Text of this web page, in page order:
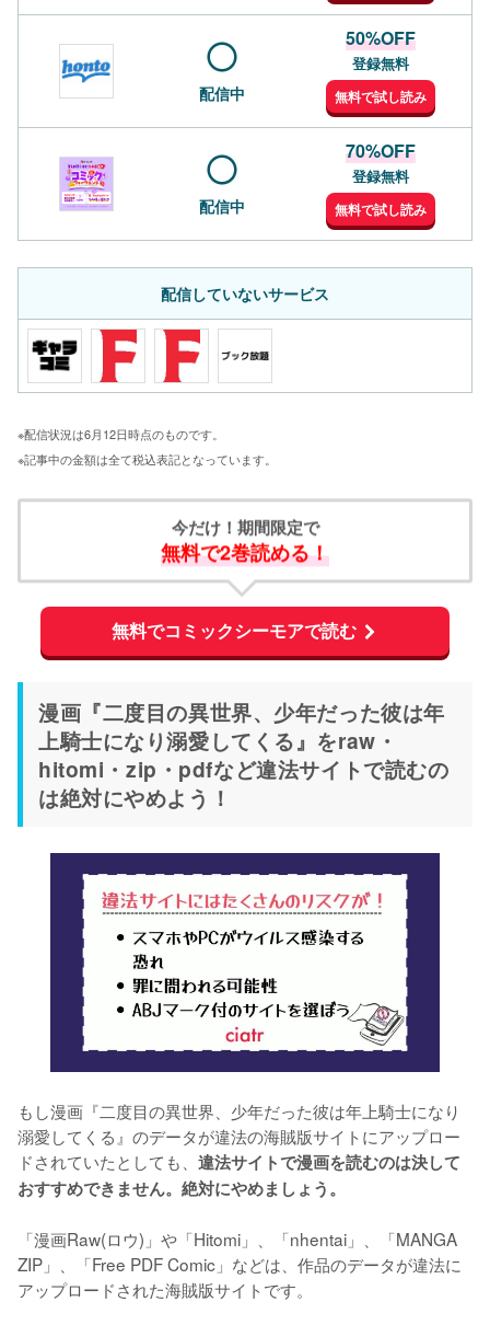
配信中
50%OFF
登録無料
無料で試し読み
配信中
70%OFF
登録無料
無料で試し読み
配信していないサービス
※配信状況は6月12日時点のものです。
※記事中の金額は全て税込表記となっています。
今だけ！期間限定で
無料で2巻読める！
無料でコミックシーモアで読む
漫画『二度目の異世界、少年だった彼は年
上騎士になり溺愛してくる』をraw・
hitomi・zip・pdfなど違法サイトで読むの
は絶対にやめよう！
もし漫画『二度目の異世界、少年だった彼は年上騎士になり
溺愛してくる』のデータが違法の海賊版サイトにアップロー
ドされていたとしても、 違法サイトで漫画を読むのは決して
おすすめできません。絶対にやめましょう。
「漫画Raw(ロウ)」や「Hitomi」、「nhentai」、「MANGA
ZIP」、「Free PDF Comic」などは、作品のデータが違法に
アップロードされた海賊版サイトです。